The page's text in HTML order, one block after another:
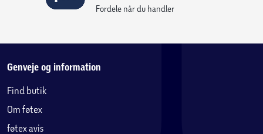
Fordele når du handler
Genveje og information
Find butik
Om føtex
føtex avis